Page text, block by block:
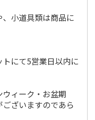
小道具類は商品に
にて5営業日以内に
ィーク・お盆期
ざいますのであら